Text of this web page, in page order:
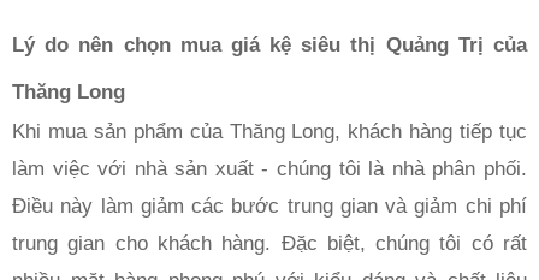
Lý do nên chọn mua giá kệ siêu thị Quảng Trị của
Thăng Long
Khi mua sản phẩm của Thăng Long, khách hàng tiếp tục
làm việc với nhà sản xuất - chúng tôi là nhà phân phối.
Điều này làm giảm các bước trung gian và giảm chi phí
trung gian cho khách hàng. Đặc biệt, chúng tôi có rất